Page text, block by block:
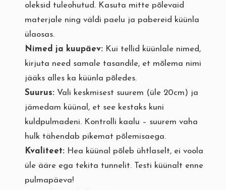
oleksid tuleohutud. Kasuta mitte põlevaid
materjale ning väldi paelu ja pabereid küünla
ülaosas.
Nimed ja kuupäev: Kui tellid küünlale nimed,
kirjuta need samale tasandile, et mõlema nimi
jääks alles ka küünla põledes.
Suurus: Vali keskmisest suurem (üle 20cm) ja
jämedam küünal, et see kestaks kuni
kuldpulmadeni. Kontrolli kaalu – suurem vaha
hulk tähendab pikemat põlemisaega.
Kvaliteet: Hea küünal põleb ühtlaselt, ei voola
üle ääre ega tekita tunnelit. Testi küünalt enne
pulmapäeva!